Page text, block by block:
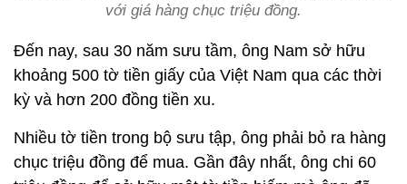
với giá hàng chục triệu đồng.
Đến nay, sau 30 năm sưu tầm, ông Nam sở hữu
khoảng 500 tờ tiền giấy của Việt Nam qua các thời
kỳ và hơn 200 đồng tiền xu.
Nhiều tờ tiền trong bộ sưu tập, ông phải bỏ ra hàng
chục triệu đồng để mua. Gần đây nhất, ông chi 60